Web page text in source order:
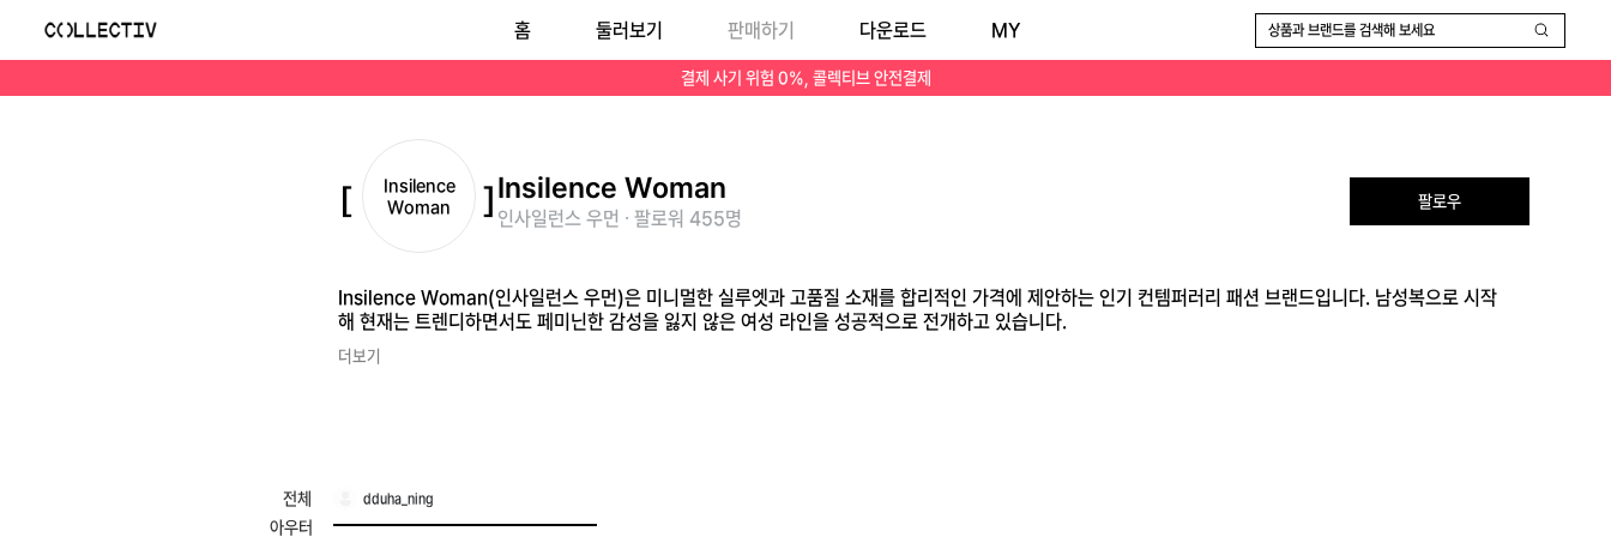
Insilence Woman(인사일런스 우먼)은 미니멀한 실루엣과 고품질 소재를 합리적인 가격에 제안하는 인기 컨템퍼러리 패션 브랜드입니다. 남성복으로 시작해 현재는 트렌디하면서도 페미닌한 감성을 잃지 않은 여성 라인을 성공적으로 전개하고 있습니다.
결제 사기 위험 0%, 콜렉티브 안전결제
홈 둘러보기 판매하기 다운로드 MY 상품과 브랜드를 검색해 보세요
Insilence
Woman
Insilence Woman
인사일런스 우먼 · 팔로워 455명
팔로우
Insilence Woman(인사일런스 우먼)은 미니멀한 실루엣과 고품질 소재를 합리적인 가격에 제안하는 인기 컨템퍼러리 패션 브랜드입니다. 남성복으로 시작
해 현재는 트렌디하면서도 페미닌한 감성을 잃지 않은 여성 라인을 성공적으로 전개하고 있습니다.
더보기
전체
아우터
dduha_ning